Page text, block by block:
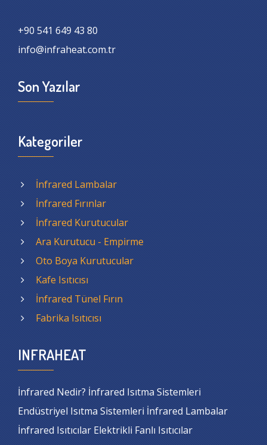
+90 541 649 43 80
info@infraheat.com.tr
Son Yazılar
Kategoriler
İnfrared Lambalar
İnfrared Fırınlar
İnfrared Kurutucular
Ara Kurutucu - Empirme
Oto Boya Kurutucular
Kafe Isıtıcısı
İnfrared Tünel Fırın
Fabrika Isıtıcısı
INFRAHEAT
İnfrared Nedir? İnfrared Isıtma Sistemleri
Endüstriyel Isıtma Sistemleri İnfrared Lambalar
İnfrared Isıtıcılar Elektrikli Fanlı Isıtıcılar